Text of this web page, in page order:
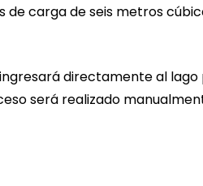
carga de seis metros
directamente al
será realizado